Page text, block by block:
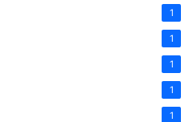
1
1
1
1
1